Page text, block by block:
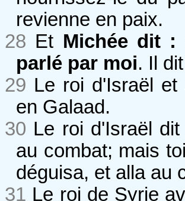
revienne en paix.
28 Et Michée dit
parlé par moi. Il
29 Le roi d'Israël et
en Galaad.
30 Le roi d'Israël
au combat; mais
déguisa, et alla au
31 Le roi de Syrie